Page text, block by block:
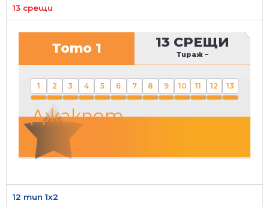
13 срещи
Тото 1 13 СРЕЩИ
Тираж –
1 2 3 4 5 6 7 8 9 10 11 12 13
Джакпот
12 тип 1х2